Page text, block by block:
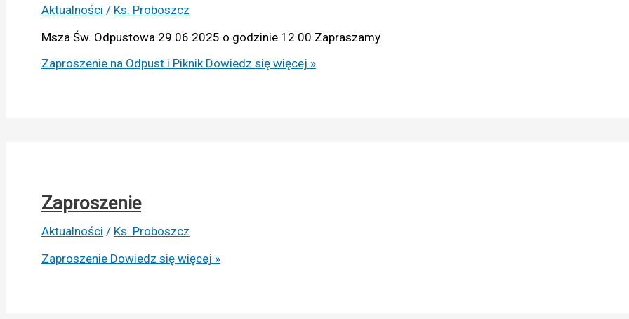
Aktualności / Ks. Proboszcz
Msza Św. Odpustowa 29.06.2025 o godzinie 12.00 Zapraszamy
Zaproszenie na Odpust i Piknik Dowiedz się więcej »
Zaproszenie
Aktualności / Ks. Proboszcz
Zaproszenie Dowiedz się więcej »